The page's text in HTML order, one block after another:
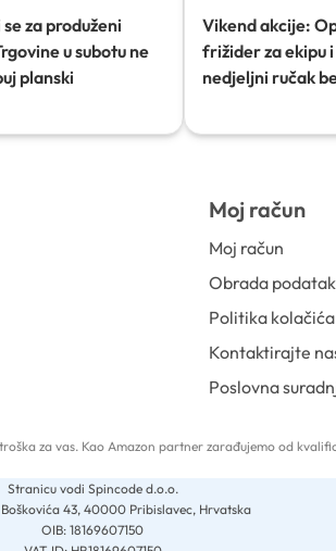
za produženi
u subotu ne
planski
Vikend akcije:
frižider za ekipu
nedjeljni ručak
Moj račun
Moj račun
Obrada
Politika kolačića
Kontaktirajte
Poslovna
za vas. Kao Amazon partner zarađujemo od
Stranicu vodi Spincode d.o.o.
Boškovića 43, 40000 Pribislavec, Hrvatska
OIB: 18169607150